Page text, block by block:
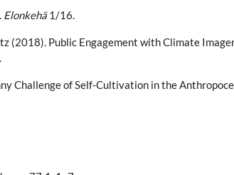
Elonkehä1/16.
(2018). Public Engagement with Climate
Challenge of Self-Cultivation in the